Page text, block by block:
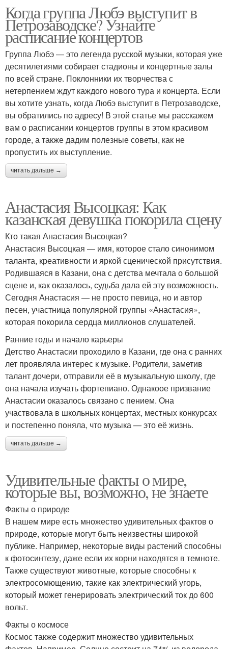
Когда группа Любэ выступит в
Петрозаводске? Узнайте
расписание концертов
Группа Любэ — это легенда русской музыки, которая уже
десятилетиями собирает стадионы и концертные залы
по всей стране. Поклонники их творчества с
нетерпением ждут каждого нового тура и концерта. Если
вы хотите узнать, когда Любэ выступит в Петрозаводске,
вы обратились по адресу! В этой статье мы расскажем
вам о расписании концертов группы в этом красивом
городе, а также дадим полезные советы, как не
пропустить их выступление.
читать дальше →
Анастасия Высоцкая: Как
казанская девушка покорила сцену
Кто такая Анастасия Высоцкая?
Анастасия Высоцкая — имя, которое стало синонимом
таланта, креативности и яркой сценической присутствия.
Родившаяся в Казани, она с детства мечтала о большой
сцене и, как оказалось, судьба дала ей эту возможность.
Сегодня Анастасия — не просто певица, но и автор
песен, участница популярной группы «Анастасия»,
которая покорила сердца миллионов слушателей.
Ранние годы и начало карьеры
Детство Анастасии проходило в Казани, где она с ранних
лет проявляла интерес к музыке. Родители, заметив
талант дочери, отправили её в музыкальную школу, где
она начала изучать фортепиано. Однакоое призвание
Анастасии оказалось связано с пением. Она
участвовала в школьных концертах, местных конкурсах
и постепенно поняла, что музыка — это её жизнь.
читать дальше →
Удивительные факты о мире,
которые вы, возможно, не знаете
Факты о природе
В нашем мире есть множество удивительных фактов о
природе, которые могут быть неизвестны широкой
публике. Например, некоторые виды растений способны
к фотосинтезу, даже если их корни находятся в темноте.
Также существуют животные, которые способны к
электросомющению, такие как электрический угорь,
который может генерировать электрический ток до 600
вольт.
Факты о космосе
Космос также содержит множество удивительных